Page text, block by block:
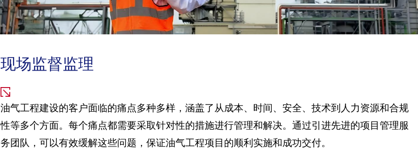
现场监督监理
油气工程建设的客户面临的痛点多种多样，涵盖了从成本、时间、安全、技术到人力资源和合规
性等多个方面。每个痛点都需要采取针对性的措施进行管理和解决。通过引进先进的项目管理服
务团队，可以有效缓解这些问题，保证油气工程项目的顺利实施和成功交付。